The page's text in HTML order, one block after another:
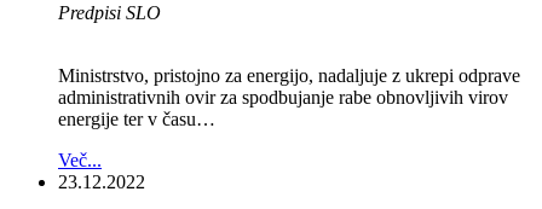
Predpisi SLO
Ministrstvo, pristojno za energijo, nadaljuje z ukrepi odprave
administrativnih ovir za spodbujanje rabe obnovljivih virov
energije ter v času…
Več...
23.12.2022